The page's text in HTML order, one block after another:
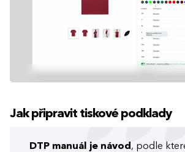
Jak připravit tiskové podklady
DTP manuál je návod , podle